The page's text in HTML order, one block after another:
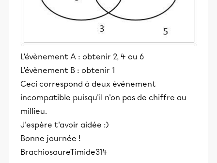
L’évènement A : obtenir 2, 4 ou 6
L’évènement B : obtenir 1
Ceci correspond à deux événement
incompatible puisqu'il n'on pas de chiffre au
millieu.
J'espère t'avoir aidée :)
Bonne journée !
BrachiosaureTimide314